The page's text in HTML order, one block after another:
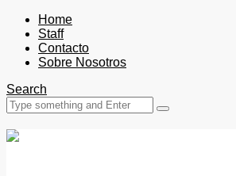
Home
Staff
Contacto
Sobre Nosotros
Search